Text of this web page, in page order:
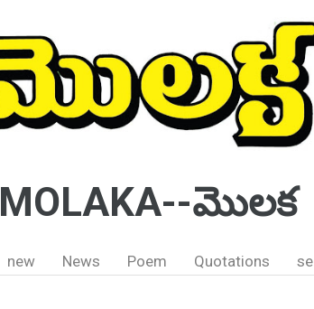
MOLAKA--మొలక
new News Poem Quotations se